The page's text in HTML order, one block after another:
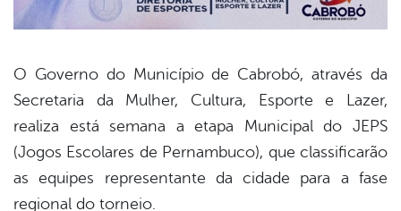
O Governo do Município de Cabrobó, através da
Secretaria da Mulher, Cultura, Esporte e Lazer,
realiza está semana a etapa Municipal do JEPS
(Jogos Escolares de Pernambuco), que classificarão
as equipes representante da cidade para a fase
regional do torneio.